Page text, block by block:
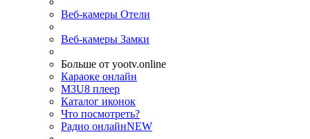
Веб-камеры Отели
Веб-камеры Замки
Больше от yootv.online
Караоке онлайн
M3U8 плеер
Каталог иконок
Что посмотреть?
Радио онлайнNEW